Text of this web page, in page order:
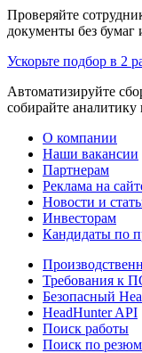
Проверяйте
документы без бумаг
Ускорьте подбор в 2
Автоматизируйте
собирайте аналитику
О компании
Наши вакансии
Партнерам
Реклама на
Новости и
Инвесторам
Кандидаты по
Требования к
Безопасный
HeadHunter API
Поиск работы
Поиск по